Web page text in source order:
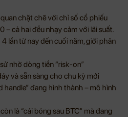
chặt chẽ với chỉ số cổ phiếu
– cả hai đều nhạy cảm với lãi suất.
lần từ nay đến cuối năm, giới phân
nhờ dòng tiền “risk-on”
và sẵn sàng cho chu kỳ mới
handle” đang hình thành – mô hình
là “cái bóng sau BTC” mà đang